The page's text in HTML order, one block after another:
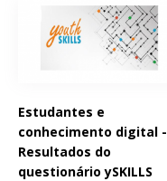
Estudantes e
conhecimento digital -
Resultados do
questionário ySKILLS